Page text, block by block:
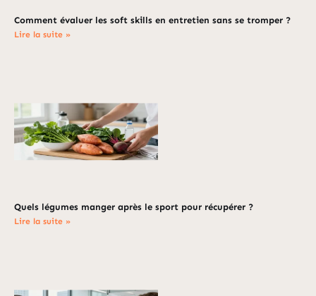
Comment évaluer les soft skills en entretien sans se tromper ?
Lire la suite »
Quels légumes manger après le sport pour récupérer ?
Lire la suite »